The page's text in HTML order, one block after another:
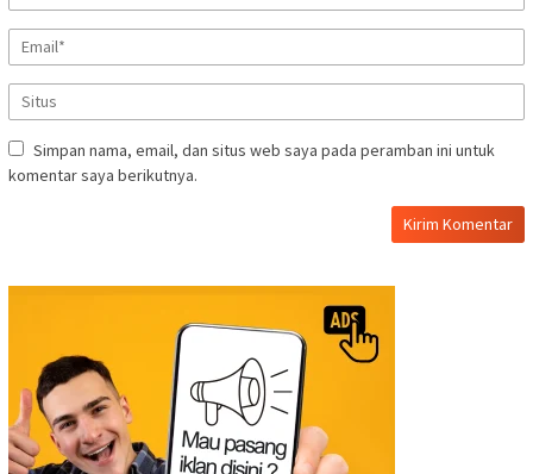
Simpan nama, email, dan situs web saya pada peramban ini untuk
komentar saya berikutnya.